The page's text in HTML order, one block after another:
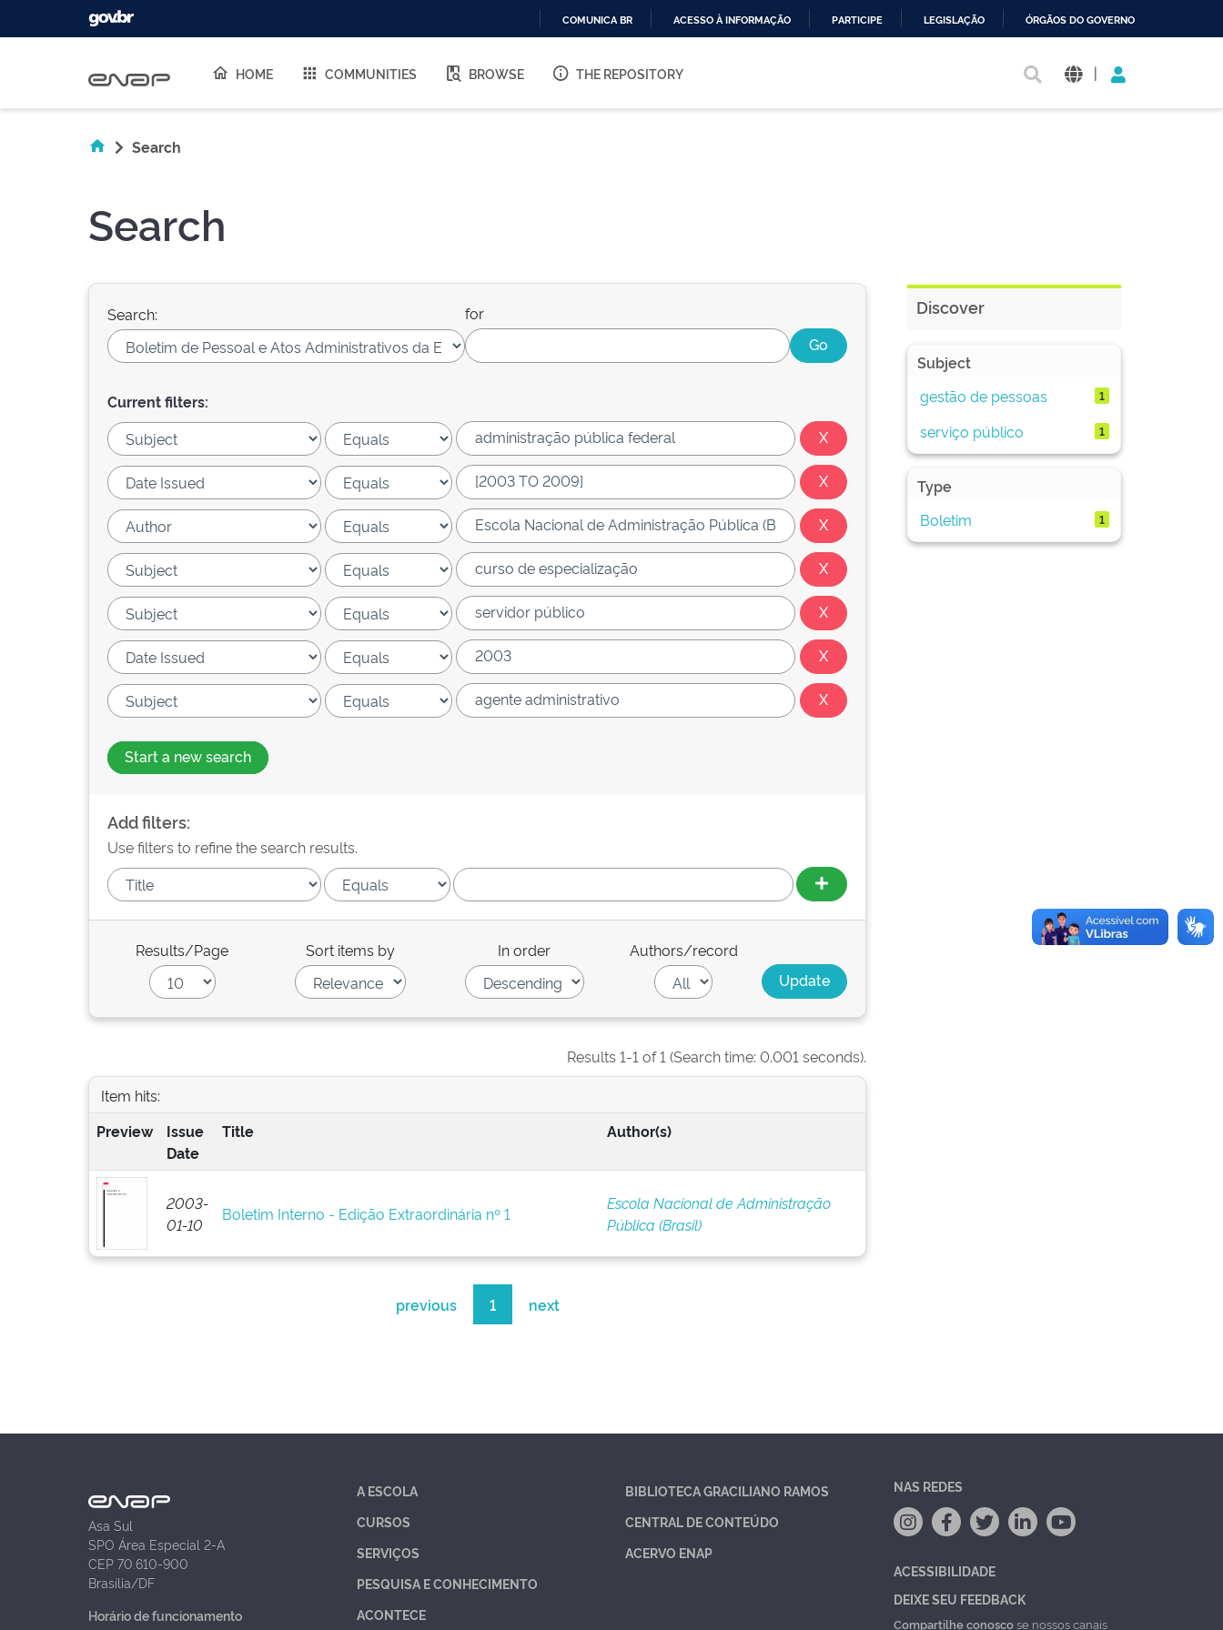
O
COMUNICA BR ACESSO À INFORMAÇÃO PARTICIPE LEGISLAÇÃO ÓRGÃOS DO GOVERNO
HOME COMMUNITIES BROWSE THE REPOSITORY |
Search
Search
Search: for
Current filters:
Start a new search
Add filters:
Use filters to refine the search results.
Results/Page Sort items by In order Authors/record
Results 1-1 of 1 (Search time: 0.001 seconds).
Item hits:
Preview
Issue
Date
Title Author(s)
2003-
01-10
Boletim Interno - Edição Extraordinária nº 1
Escola Nacional de Administração
Pública (Brasil)
previous 1 next
Discover
Subject
gestão de pessoas
1
serviço público 1
Type
Boletim
1
Asa Sul
SPO Área Especial 2-A
CEP 70.610-900
Brasília/DF
Horário de funcionamento
A ESCOLA
CURSOS
SERVIÇOS
PESQUISA E CONHECIMENTO
ACONTECE
BIBLIOTECA GRACILIANO RAMOS
CENTRAL DE CONTEÚDO
ACERVO ENAP
NAS REDES
ACESSIBILIDADE
DEIXE SEU FEEDBACK
Compartilhe conoscose nossos canais